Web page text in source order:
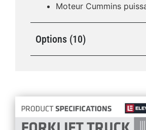
Moteur Cummins
Options (10)